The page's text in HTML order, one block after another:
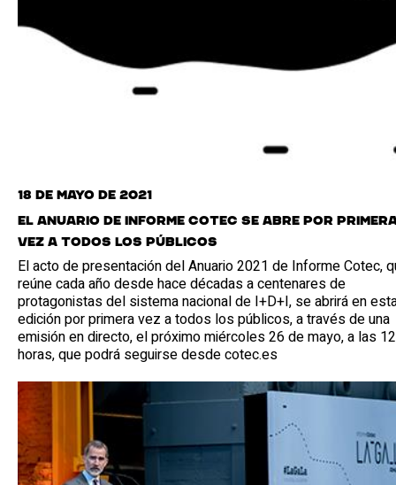
18 de mayo de 2021
El Anuario de Informe Cotec se abre por
vez a todos los públicos
El acto de presentación del Anuario 2021 de Informe Cotec,
reúne cada año desde hace décadas a centenares de
protagonistas del sistema nacional de I+D+I, se abrirá en
edición por primera vez a todos los públicos, a través de una
emisión en directo, el próximo miércoles 26 de mayo, a las
horas, que podrá seguirse desde cotec.es